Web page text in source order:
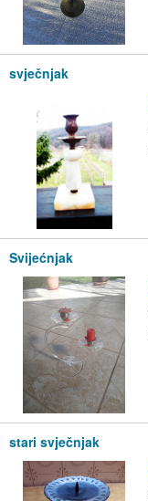
svječnjak
Svijećnjak
stari svječnjak